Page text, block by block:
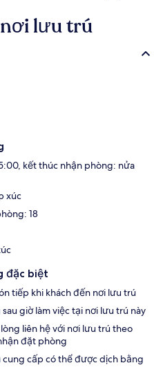
lưu trú
kết thúc nhận phòng: nửa
xúc
18
đặc biệt
tiếp khi khách đến nơi lưu trú
giờ làm việc tại nơi lưu trú này
liên hệ với nơi lưu trú theo
đặt phòng
cấp có thể được dịch bằng